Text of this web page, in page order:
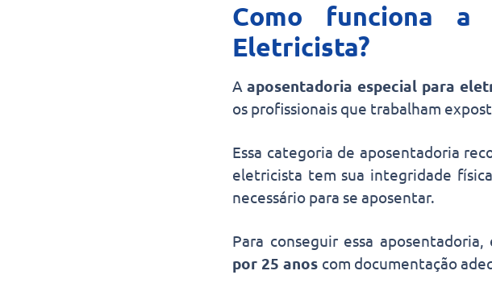
Como funciona a
Eletricista?
A aposentadoria especial para
os profissionais que trabalham
Essa categoria de aposentadoria
eletricista tem sua integridade
necessário para se aposentar.
Para conseguir essa
por 25 anos com documentação